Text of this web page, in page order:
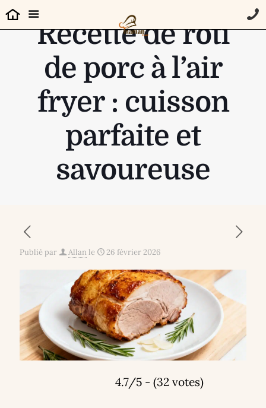
Recette de rôti
de porc à l’air
fryer : cuisson
parfaite et
savoureuse
Publié par Allan le 26 février 2026
4.7/5 - (32 votes)